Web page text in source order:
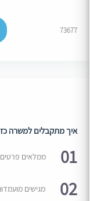
73677
איך מתקבלים למשרה
01 ממלאים
02 מגישים